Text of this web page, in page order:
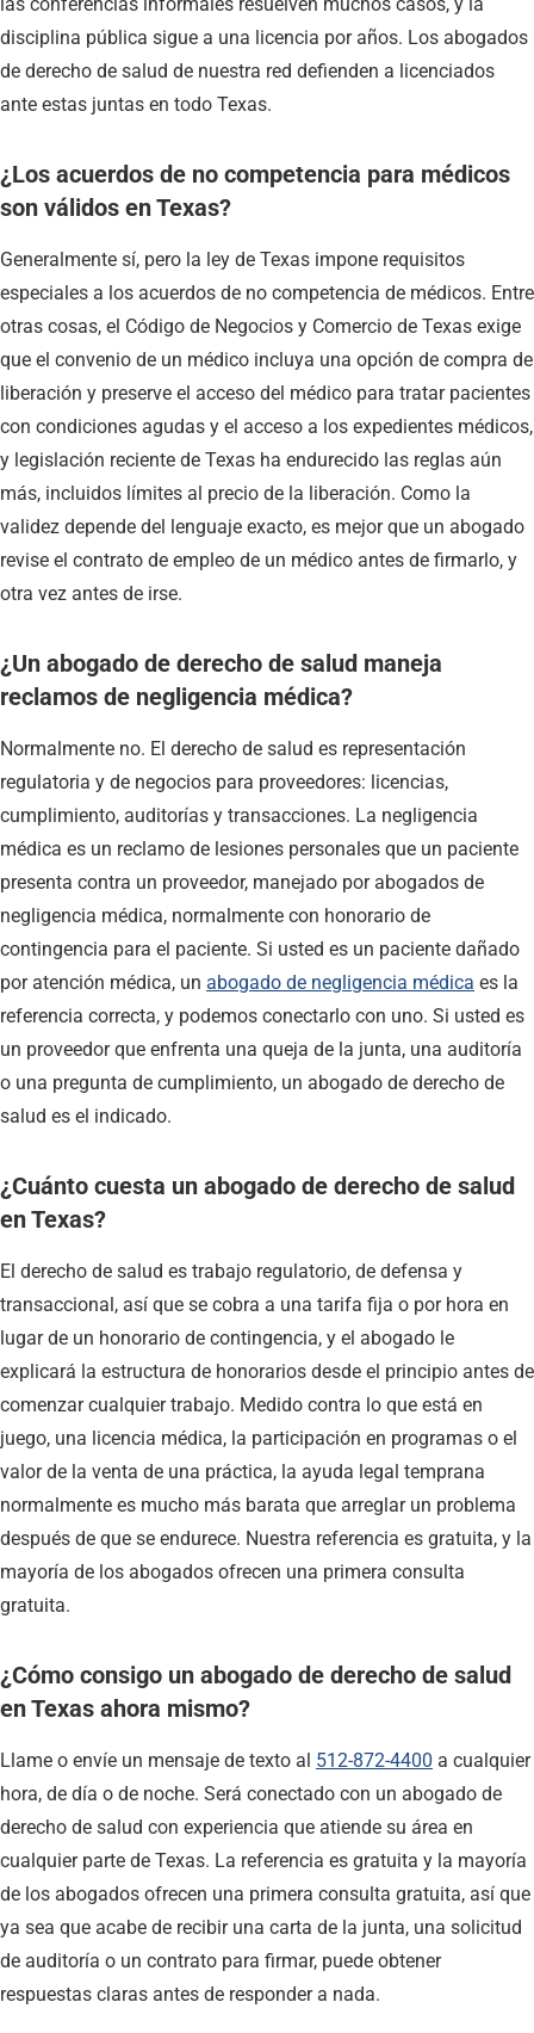
disciplina pública sigue a una licencia por años. Los abogados
de derecho de salud de nuestra red defienden a licenciados
ante estas juntas en todo Texas.
¿Los acuerdos de no competencia para médicos
son válidos en Texas?
Generalmente sí, pero la ley de Texas impone requisitos
especiales a los acuerdos de no competencia de médicos. Entre
otras cosas, el Código de Negocios y Comercio de Texas exige
que el convenio de un médico incluya una opción de compra de
liberación y preserve el acceso del médico para tratar pacientes
con condiciones agudas y el acceso a los expedientes médicos,
y legislación reciente de Texas ha endurecido las reglas aún
más, incluidos límites al precio de la liberación. Como la
validez depende del lenguaje exacto, es mejor que un abogado
revise el contrato de empleo de un médico antes de firmarlo, y
otra vez antes de irse.
¿Un abogado de derecho de salud maneja
reclamos de negligencia médica?
Normalmente no. El derecho de salud es representación
regulatoria y de negocios para proveedores: licencias,
cumplimiento, auditorías y transacciones. La negligencia
médica es un reclamo de lesiones personales que un paciente
presenta contra un proveedor, manejado por abogados de
negligencia médica, normalmente con honorario de
contingencia para el paciente. Si usted es un paciente dañado
por atención médica, un abogado de negligencia médica es la
referencia correcta, y podemos conectarlo con uno. Si usted es
un proveedor que enfrenta una queja de la junta, una auditoría
o una pregunta de cumplimiento, un abogado de derecho de
salud es el indicado.
¿Cuánto cuesta un abogado de derecho de salud
en Texas?
El derecho de salud es trabajo regulatorio, de defensa y
transaccional, así que se cobra a una tarifa fija o por hora en
lugar de un honorario de contingencia, y el abogado le
explicará la estructura de honorarios desde el principio antes de
comenzar cualquier trabajo. Medido contra lo que está en
juego, una licencia médica, la participación en programas o el
valor de la venta de una práctica, la ayuda legal temprana
normalmente es mucho más barata que arreglar un problema
después de que se endurece. Nuestra referencia es gratuita, y la
mayoría de los abogados ofrecen una primera consulta
gratuita.
¿Cómo consigo un abogado de derecho de salud
en Texas ahora mismo?
Llame o envíe un mensaje de texto al 512-872-4400 a cualquier
hora, de día o de noche. Será conectado con un abogado de
derecho de salud con experiencia que atiende su área en
cualquier parte de Texas. La referencia es gratuita y la mayoría
de los abogados ofrecen una primera consulta gratuita, así que
ya sea que acabe de recibir una carta de la junta, una solicitud
de auditoría o un contrato para firmar, puede obtener
respuestas claras antes de responder a nada.